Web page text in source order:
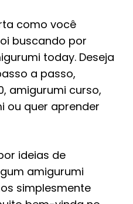
como você
buscando por
today. Deseja
a passo,
amigurumi curso,
ou quer aprender
ideias de
amigurumi
simplesmente